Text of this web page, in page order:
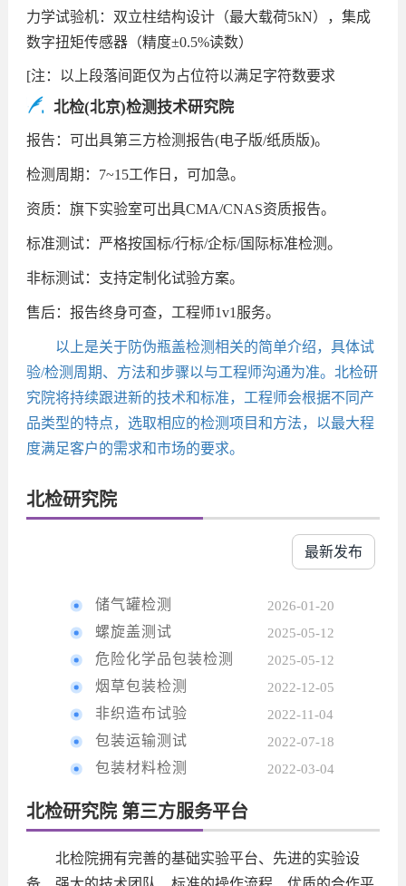
力学试验机：双立柱结构设计（最大载荷5kN），集成
数字扭矩传感器（精度±0.5%读数）
[注：以上段落间距仅为占位符以满足字符数要求
北检(北京)检测技术研究院
报告：可出具第三方检测报告(电子版/纸质版)。
检测周期：7~15工作日，可加急。
资质：旗下实验室可出具CMA/CNAS资质报告。
标准测试：严格按国标/行标/企标/国际标准检测。
非标测试：支持定制化试验方案。
售后：报告终身可查，工程师1v1服务。
以上是关于防伪瓶盖检测相关的简单介绍，具体试
验/检测周期、方法和步骤以与工程师沟通为准。北检研
究院将持续跟进新的技术和标准，工程师会根据不同产
品类型的特点，选取相应的检测项目和方法，以最大程
度满足客户的需求和市场的要求。
北检研究院
最新发布
储气罐检测 2026-01-20
螺旋盖测试 2025-05-12
危险化学品包装检测 2025-05-12
烟草包装检测 2022-12-05
非织造布试验 2022-11-04
包装运输测试 2022-07-18
包装材料检测 2022-03-04
北检研究院 第三方服务平台
北检院拥有完善的基础实验平台、先进的实验设